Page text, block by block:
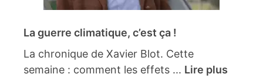
La guerre climatique, c’est ça !
La chronique de Xavier Blot. Cette
semaine : comment les effets ... Lire plus